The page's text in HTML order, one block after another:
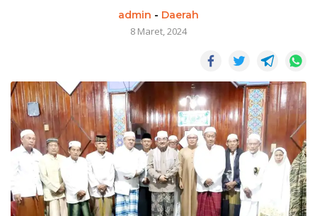
admin - Daerah
8 Maret, 2024